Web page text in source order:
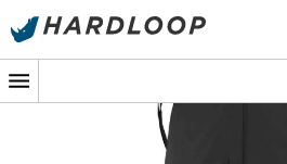
Zomeraanbiedingen 🔥 -5%